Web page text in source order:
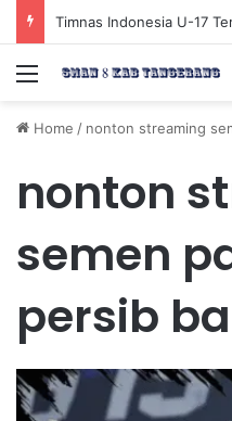
Menu
Home / nonton streaming
nonton
semen
persib